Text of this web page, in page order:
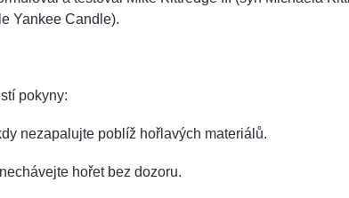
Yankee Candle).
pokyny:
nezapalujte poblíž hořlavých materiálů.
hořet bez dozoru.